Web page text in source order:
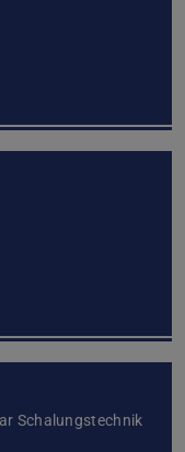
Schalungstechnik